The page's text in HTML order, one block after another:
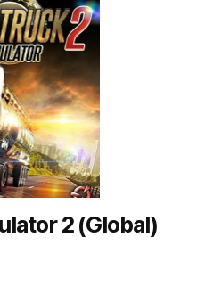
2 (Global)